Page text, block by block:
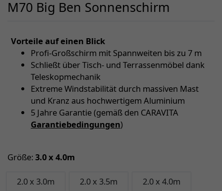
M70 Big Ben Sonnenschirm
Vorteile auf einen Blick
Profi-Großschirm mit Spannweiten bis zu 7 m
Schließt über Tisch- und Terrassenmöbel dank
Teleskopmechanik
Extreme Windstabilität durch massiven Mast
und Kranz aus hochwertigem Aluminium
5 Jahre Garantie (gemäß den CARAVITA
Garantiebedingungen)
Größe: 3.0 x 4.0m
2.0 x 3.0m 2.0 x 3.5m 2.0 x 4.0m